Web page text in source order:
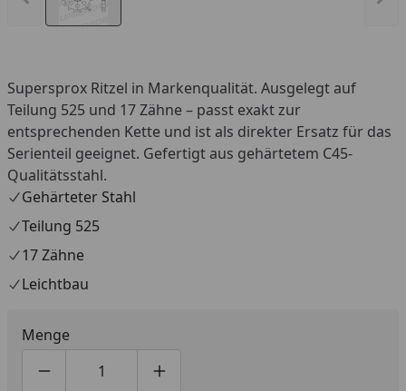
Supersprox Ritzel in Markenqualität. Ausgelegt auf
Teilung 525 und 17 Zähne – passt exakt zur
entsprechenden Kette und ist als direkter Ersatz für das
Serienteil geeignet. Gefertigt aus gehärtetem C45-
Qualitätsstahl.
Gehärteter Stahl
Teilung 525
17 Zähne
Leichtbau
Menge
Produktmenge um eins verringern
Produktmenge manuell eingeben
Produktmenge um eins erhöhen